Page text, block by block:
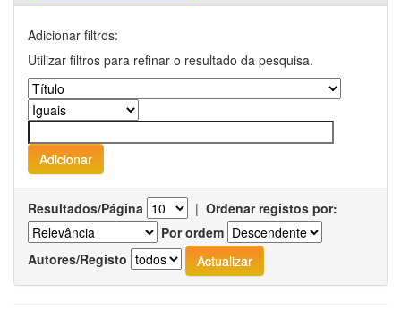
Adicionar filtros:
Utilizar filtros para refinar o resultado da pesquisa.
Resultados/Página | Ordenar registos por:
Por ordem
Autores/Registo